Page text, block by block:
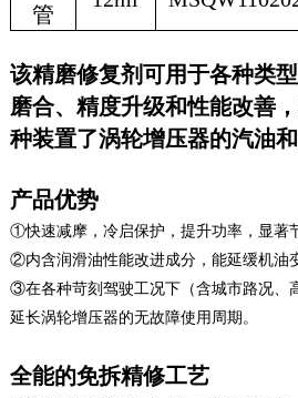
管
该精磨修复剂可用于各种类
磨合、精度升级和性能改善
种装置了涡轮增压器的汽油和
产品优势
①快速减摩，冷启保护，提升功率，显著
②内含润滑油性能改进成分，能延缓机油
③在各种苛刻驾驶工况下（含城市路况、
延长涡轮增压器的无故障使用周期。
全能的免拆精修工艺